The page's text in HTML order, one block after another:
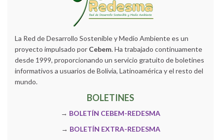
La Red de Desarrollo Sostenible y Medio Ambiente es un
proyecto impulsado por Cebem. Ha trabajado continuamente
desde 1999, proporcionando un servicio gratuito de boletines
informativos a usuarios de Bolivia, Latinoamérica y el resto del
mundo.
BOLETINES
→ BOLETÍN CEBEM-REDESMA
→ BOLETÍN EXTRA-REDESMA